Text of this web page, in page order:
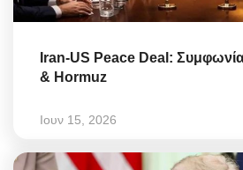
Iran-US Peace Deal:
& Hormuz
Ιουν 15, 2026